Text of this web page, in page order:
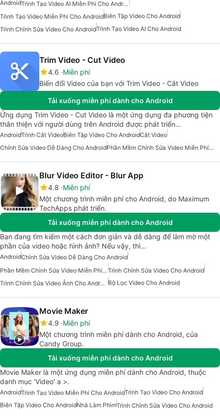
Android
Trình Tạo Video AI Miễn Phí Cho Android
Trình Tạo Video Miễn Phí Cho AndroidBiên Tập Video Cho Android
Trình Chỉnh Sửa Video Cho AndroidTrình Tạo Video AI Cho Android
Trim Video - Cut Video
4.6 Miễn phí
Biến đổi Video của bạn với Trim Video - Cắt Video
Tải xuống miễn phí dành cho Android
Ứng dụng Trim Video - Cut Video là một ứng dụng đa phương tiện
thân thiện với người dùng trên Android được phát triển…
AndroidTrình Cắt VideoBiên Tập Video Cho AndroidCắt Video
Chỉnh Sửa Video Dễ Dàng Cho Android
Phần Mềm Chỉnh Sửa Video Miễn Phí Cho Android
Blur Video Editor - Blur App
4.8 Miễn phí
Một chương trình miễn phí cho Android, do Maximum
TechApps phát triển.
Tải xuống miễn phí dành cho Android
Bạn đang tìm kiếm một cách đơn giản và dễ dàng để làm mờ một
phần của video hoặc hình ảnh? Nếu vậy, thì…
AndroidChỉnh Sửa Video Dễ Dàng Cho Android
Phần Mềm Chỉnh Sửa Video Miễn Phí Cho Android Trình Chỉnh Sửa Video Cho Android
Trình Chỉnh Sửa Video Ảnh Cho Android Bộ Lọc Video Cho Android
Movie Maker
4.9 Miễn phí
Một chương trình miễn phí dành cho Android, của
Candy Group.
Tải xuống miễn phí dành cho Android
Movie Maker là một ứng dụng miễn phí dành cho Android, thuộc
danh mục 'Video' a >.
AndroidTrình Tạo Video Miễn Phí Cho AndroidTrình Tạo Video Cho Android
Biên Tập Video Cho AndroidNhà Làm PhimTrình Chỉnh Sửa Video Cho Android